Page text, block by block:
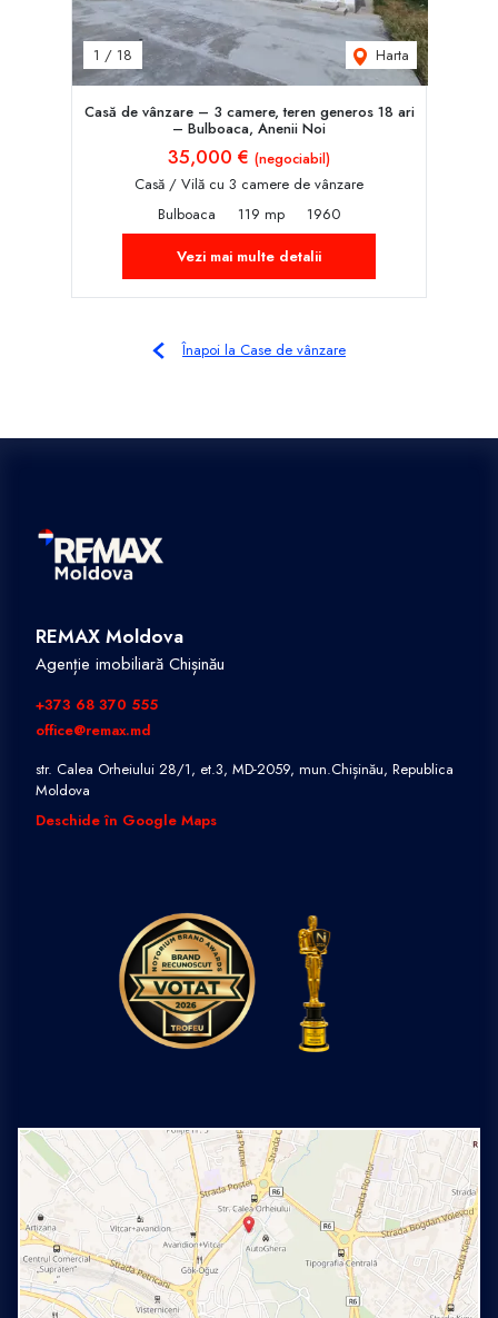
1 / 18 Harta
Casă de vânzare – 3 camere, teren generos 18 ari
– Bulboaca, Anenii Noi
35,000 € (negociabil)
Casă / Vilă cu 3 camere de vânzare
Bulboaca
119 mp
1960
Vezi mai multe detalii
Înapoi la Case de vânzare
REMAX Moldova
Agenție imobiliară Chișinău
+373 68 370 555
office@remax.md
str. Calea Orheiului 28/1, et.3, MD-2059, mun.Chișinău, Republica
Moldova
Deschide în Google Maps